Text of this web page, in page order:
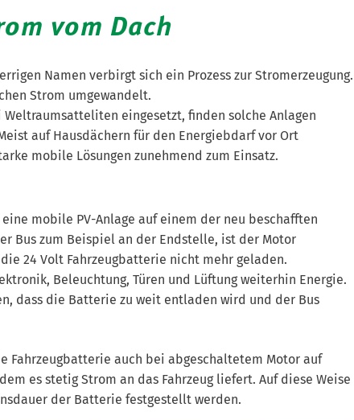
vom Dach
Namen verbirgt sich ein Prozess zur Stromerzeugung.
Strom umgewandelt.
Weltraumsatteliten eingesetzt, finden solche Anlagen
auf Hausdächern für den Energiebdarf vor Ort
mobile Lösungen zunehmend zum Einsatz.
mobile PV-Anlage auf einem der neu beschafften
Bus zum Beispiel an der Endstelle, ist der Motor
24 Volt Fahrzeugbatterie nicht mehr geladen.
Beleuchtung, Türen und Lüftung weiterhin Energie.
dass die Batterie zu weit entladen wird und der Bus
Fahrzeugbatterie auch bei abgeschaltetem Motor auf
es stetig Strom an das Fahrzeug liefert. Auf diese Weise
der Batterie festgestellt werden.
Dach befestigt. Hersteller ist ein Unternehmen aus
Solaranlagen für Nutzfahrzeuge spezialisiert hat.